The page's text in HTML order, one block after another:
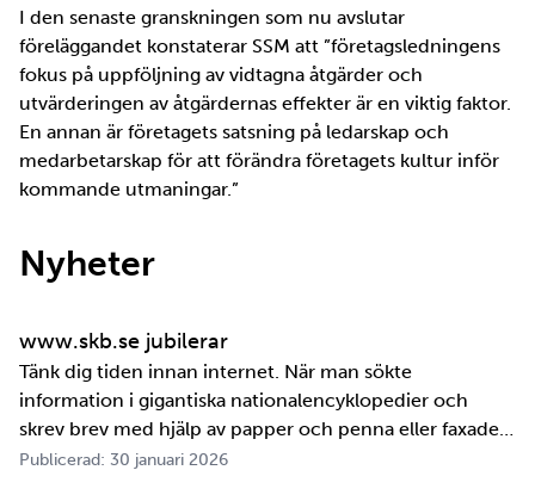
I den senaste granskningen som nu avslutar
föreläggandet konstaterar SSM att ”företagsledningens
fokus på uppföljning av vidtagna åtgärder och
utvärderingen av åtgärdernas effekter är en viktig faktor.
En annan är företagets satsning på ledarskap och
medarbetarskap för att förändra företagets kultur inför
kommande utmaningar.”
Nyheter
www.skb.se jubilerar
Tänk dig tiden innan internet. När man sökte
information i gigantiska nationalencyklopedier och
skrev brev med hjälp av papper och penna eller faxade
om ett meddelande skulle fram snabbt. Det är inte
Publicerad: 30 januari 2026